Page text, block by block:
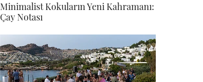
Minimalist Kokuların Yeni Kahramanı:
Çay Notası